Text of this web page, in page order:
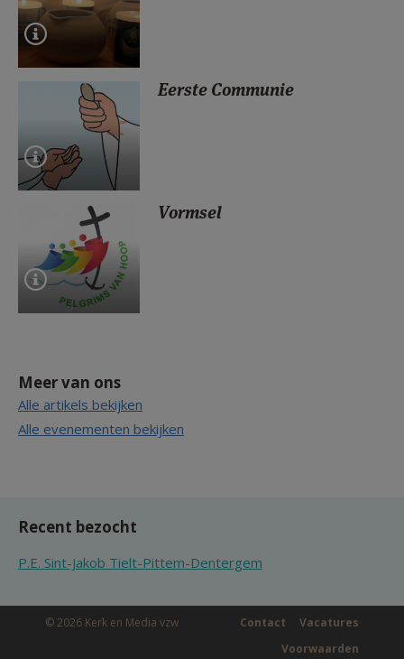
Eerste Communie
Vormsel
Meer van ons
Alle artikels bekijken
Alle evenementen bekijken
Recent bezocht
P.E. Sint-Jakob Tielt-Pittem-Dentergem
© 2026 Kerk en Media vzw Vacatures
Contact
Voorwaarden